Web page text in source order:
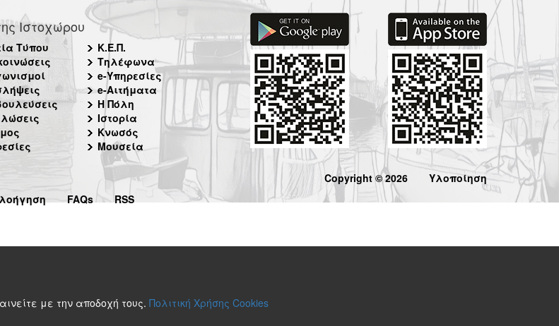
Ιστοχώρου
Τύπου
Κ.Ε.Π.
Τηλέφωνα
e-Υπηρεσίες
e-Αιτήματα
Η Πόλη
Ιστορία
Κνωσός
Μουσεία
FAQs RSS
Copyright © 2026 Υλοποίηση
με την αποδοχή τους. Πολιτική Χρήσης Cookies